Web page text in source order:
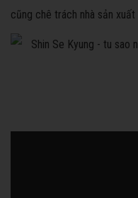
cũng chê trách nhà sản